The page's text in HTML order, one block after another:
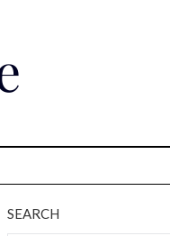
SEARCH